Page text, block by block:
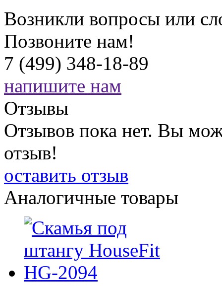
Возникли вопросы или
Позвоните нам!
7 (499) 348-18-89
напишите нам
Отзывы
Отзывов пока нет. Вы
отзыв!
оставить отзыв
Аналогичные товары